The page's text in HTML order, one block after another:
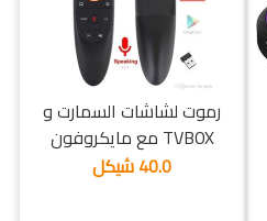
رموت لشاشات السمارت و
TVBOX مع مايكروفون
40.0 شيكل